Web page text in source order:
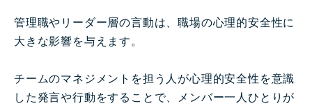
管理職やリーダー層の言動は、職場の心理的安全性に
大きな影響を与えます。
チームのマネジメントを担う人が心理的安全性を意識
した発言や行動をすることで、メンバー一人ひとりが